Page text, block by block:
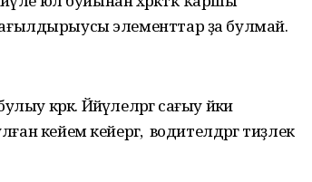
элементтар ҙа булмай.
Йәйәүлеләргә сағыу йәки
кейергә, ә водителдәргә тиҙлек